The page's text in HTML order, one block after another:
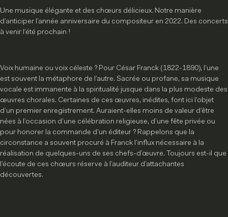
Une musique élégante et des chœurs délicieux. Notre manière
d’anticiper l’année anniversaire du compositeur en 2022. Des concerts
à venir l’été prochain !
Voix humaine ou voix céleste ? Pour César Franck (1822-1890), l’une
est souvent la métaphore de l’autre. Sacrée ou profane, sa musique
vocale est immanente à la spiritualité jusque dans la plus modeste des
œuvres chorales. Certaines de ces œuvres, inédites, font ici l’objet
d’un premier enregistrement. Auraient-elles moins de valeur d’être
nées à l’occasion d’une célébration religieuse, d’une fête privée ou
pour honorer la commande d’un éditeur ? Rappelons que la
circonstance a souvent procuré à Franck l’influx nécessaire à la
réalisation de quelques-uns de ses chefs-d’œuvre. Toujours est-il que
l’écoute de ces chœurs réserve à l’auditeur d’attachantes
découvertes.